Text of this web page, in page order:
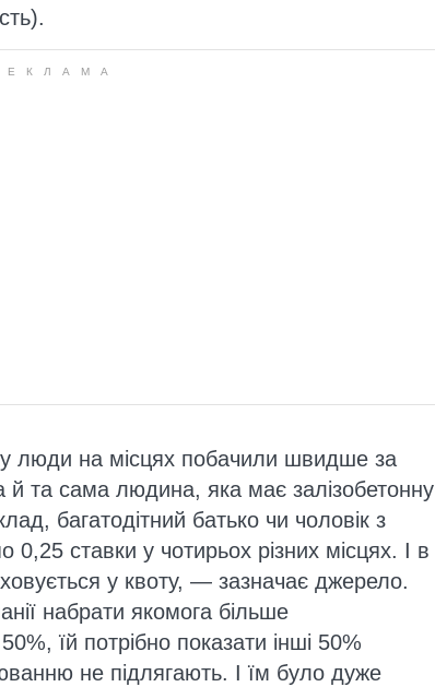
люди на місцях побачили швидше за
та сама людина, яка має залізобетонну
багатодітний батько чи чоловік з
ставки у чотирьох різних місцях. І в
у квоту, — зазначає джерело.
набрати якомога більше
їй потрібно показати інші 50%
не підлягають. І їм було дуже